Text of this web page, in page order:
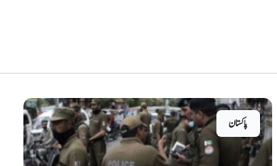
پاکستان